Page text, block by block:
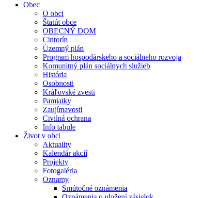
Obec
O obci
Štatút obce
OBECNÝ DOM
Cintorín
Územný plán
Program hospodárskeho a sociálneho rozvoja
Komunitný plán sociálnych služieb
História
Osobnosti
Kráľovské zvesti
Pamiatky
Zaujímavosti
Civilná ochrana
Info tabule
Život v obci
Aktuality
Kalendár akcií
Projekty
Fotogaléria
Oznamy
Smútočné oznámenia